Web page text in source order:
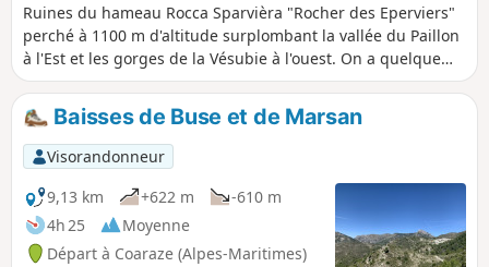
Ruines du hameau Rocca Sparvièra "Rocher des Eperviers"
perché à 1100 m d'altitude surplombant la vallée du Paillon
à l'Est et les gorges de la Vésubie à l'ouest. On a quelque
difficulté à croire que ce hameau, abandonné au cours du
XVIIe siecle, compta jusqu'à 350 habitants et que cette
communauté avait une administration , une seigneurie , un
notaire , un curé ... Ce hameau est rattaché à la légende de
la Reine Jeanne.
Baisses de Buse et de Marsan
Visorandonneur
9,13 km
+622 m
-610 m
4h 25
Moyenne
Départ à Coaraze (Alpes-Maritimes)